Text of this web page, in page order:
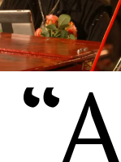
“Denisedescribe
mezclan con las
está pintando,
pintura que
canta. Un cruce
artista plástico